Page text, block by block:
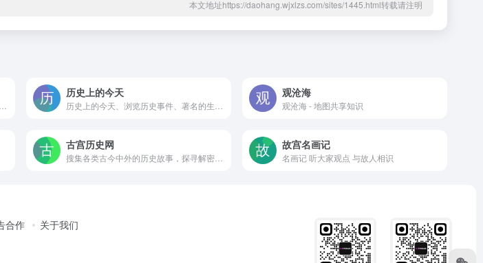
本文地址https://daohang.wjxlzs.com/sites/1445.html转载请注明
历史上的今天 观沧海
观沧海 - 地图共享知识
古宫历史网 故宫名画记
名画记 听大家观点 与故人相识
合作 关于我们